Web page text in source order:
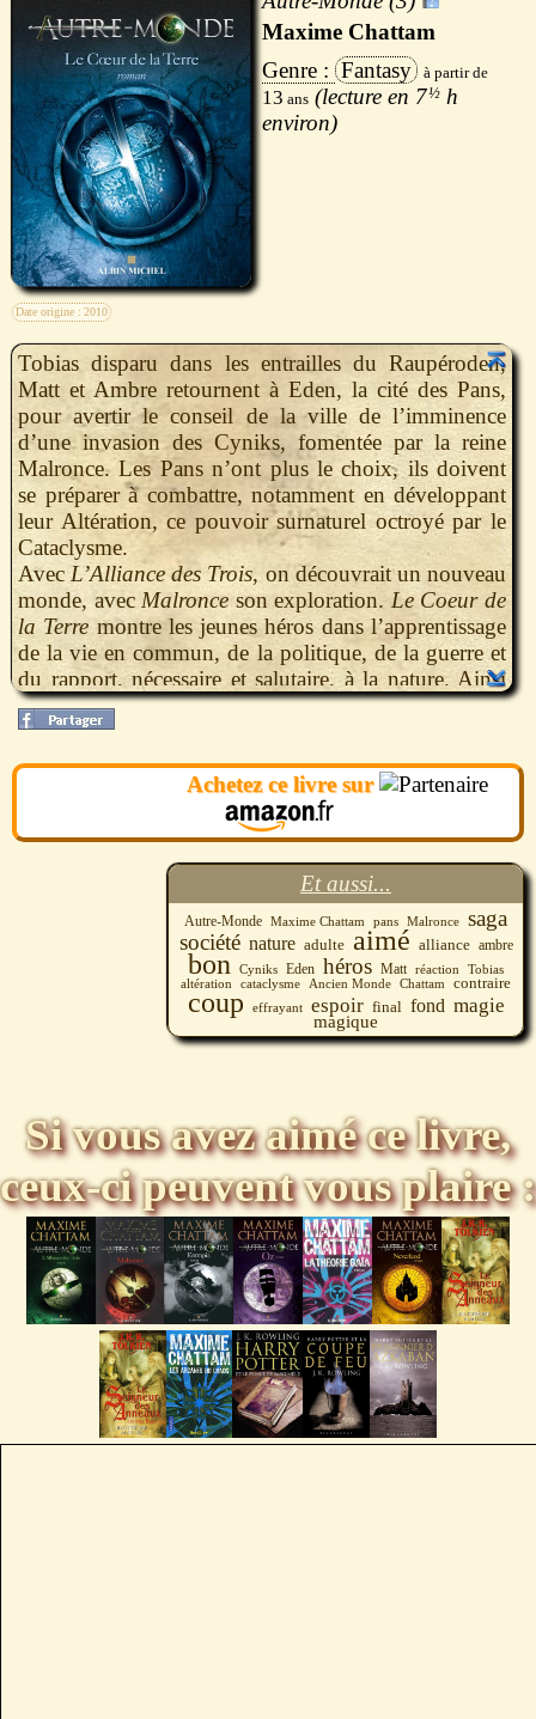
Date origine : 2010
Maxime Chattam
Fantasy
13 7½ h
Tobias disparu dans les entrailles du Raupéroden,
Matt et Ambre retournent à Eden, la cité des Pans,
pour avertir le conseil de la ville de l’imminence
d’une invasion des Cyniks, fomentée par la reine
Malronce. Les Pans n’ont plus le choix, ils doivent
se préparer à combattre, notamment en développant
leur Altération, ce pouvoir surnaturel octroyé par le
Cataclysme.
Avec L’Alliance des Trois, on découvrait un nouveau
monde, avec Malronce son exploration. Le Coeur de
la Terre montre les jeunes héros dans l’apprentissage
de la vie en commun, de la politique, de la guerre et
du rapport, nécessaire et salutaire, à la nature. Ainsi
que la résolution des énigmes comme la vraie nature
du Raupéroden et de la reine Malronce.
Achetez ce livre sur
Et aussi...
Autre-Monde Maxime Chattam pans Malronce
saga
société nature adulte aimé alliance ambre
bon Cyniks Eden héros Matt réaction Tobias
altération cataclysme Ancien Monde Chattam contraire
coup effrayant espoir final fond magie
magique
Si vous avez aimé ce livre,
ceux-ci peuvent vous plaire :